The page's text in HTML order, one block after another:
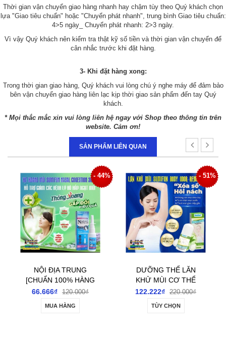
Thời gian vận chuyển giao hàng nhanh hay chậm tùy theo Quý khách chọn
lựa "Giao tiêu chuẩn" hoặc "Chuyển phát nhanh", trung bình Giao tiêu chuẩn:
4>5 ngày_ Chuyển phát nhanh: 2>3 ngày.
Vì vậy Quý khách nên kiểm tra thật kỹ số tiền và thời gian vận chuyển để
cân nhắc trước khi đặt hàng.
3- Khi đặt hàng xong:
Trong thời gian giao hàng, Quý khách vui lòng chú ý nghe máy để đảm bảo
bên vận chuyển giao hàng liên lạc kịp thời giao sản phẩm đến tay Quý
khách.
* Mọi thắc mắc xin vui lòng liên hệ ngay với Shop theo thông tin trên
website. Cảm ơn!
SẢN PHẨM LIÊN QUAN
- 51%
DƯỠNG THỂ LĂN
KHỬ MÙI CƠ THỂ
SUMIFUN BODY
ODOUR REMOVER
ROLL-ON 60ML-
122.222₫ 220.000₫
TÙY CHỌN
- 34%
DƯỠNG THỂ TOÀN
THÂN SUMIFUN
INTIMATE
REVITALIZING BALM
20GR- DƯỠNG ẨM,
144.444₫ 220.000₫
MUA HÀNG